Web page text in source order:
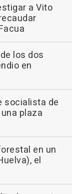
a Vito
los dos
en
socialista de
plaza
en un
el